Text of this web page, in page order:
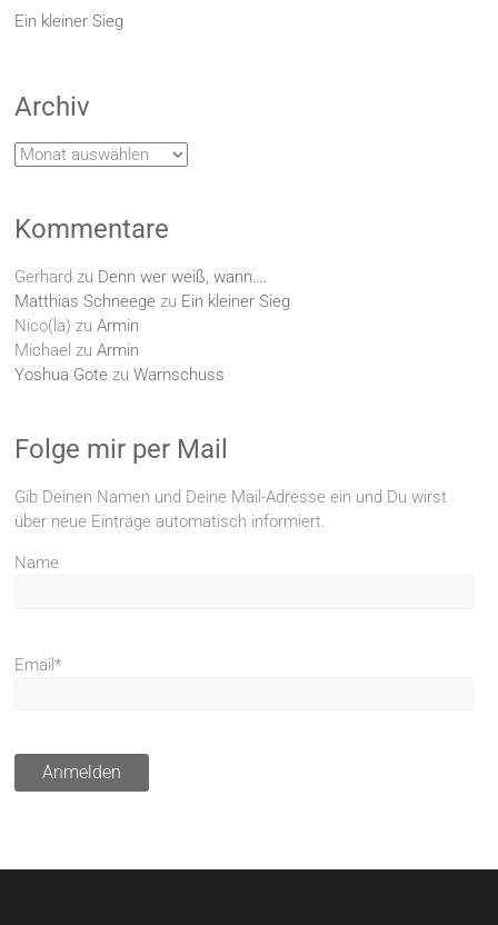
Ein kleiner Sieg
Archiv
Archiv
Kommentare
Gerhard zu Denn wer weiß, wann….
Matthias Schneege zu Ein kleiner Sieg
Nico(la) zuArmin
Michael zuArmin
Yoshua Gote zuWarnschuss
Folge mir per Mail
Gib Deinen Namen und Deine Mail-Adresse ein und Du wirst
über neue Einträge automatisch informiert.
Name
Email*